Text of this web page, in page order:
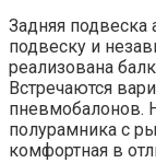
Задняя подвеска
подвеску и
реализована
Встречаются
пневмобалонов.
полурамника с
комфортная в